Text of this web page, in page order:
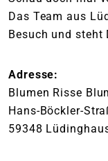
Das Team aus
Besuch und steht
Adresse:
Blumen Risse
Hans-Böckler-
59348